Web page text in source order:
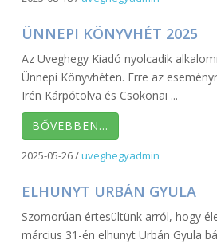
ÜNNEPI KÖNYVHÉT 2025
Az Üveghegy Kiadó nyolcadik
Ünnepi Könyvhéten. Erre az
Irén Kárpótolva és Csokonai ...
BŐVEBBEN…
2025-05-26/uveghegyadmin
ELHUNYT URBÁN GYULA
Szomorúan értesültünk arról, hogy
március 31-én elhunyt Urbán Gyula